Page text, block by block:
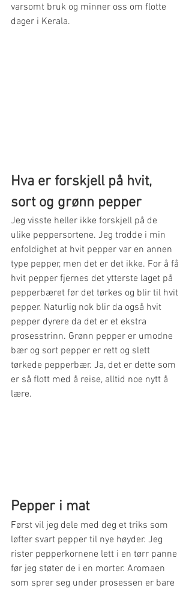
varsomt bruk og minner oss om flotte
dager i Kerala.
Hva er forskjell på hvit,
sort og grønn pepper
Jeg visste heller ikke forskjell på de
ulike peppersortene. Jeg trodde i min
enfoldighet at hvit pepper var en annen
type pepper, men det er det ikke. For å få
hvit pepper fjernes det ytterste laget på
pepperbæret før det tørkes og blir til hvit
pepper. Naturlig nok blir da også hvit
pepper dyrere da det er et ekstra
prosesstrinn. Grønn pepper er umodne
bær og sort pepper er rett og slett
tørkede pepperbær. Ja, det er dette som
er så flott med å reise, alltid noe nytt å
lære.
Pepper i mat
Først vil jeg dele med deg et triks som
løfter svart pepper til nye høyder. Jeg
rister pepperkornene lett i en tørr panne
før jeg støter de i en morter. Aromaen
som sprer seg under prosessen er bare